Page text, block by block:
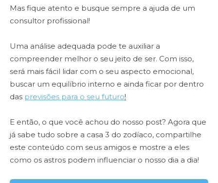
Mas fique atento e busque sempre a ajuda de um
consultor profissional!
Uma análise adequada pode te auxiliar a
compreender melhor o seu jeito de ser. Com isso,
será mais fácil lidar com o seu aspecto emocional,
buscar um equilíbrio interno e ainda ficar por dentro
das previsões para o seu futuro!
E então, o que você achou do nosso post? Agora que
já sabe tudo sobre a casa 3 do zodíaco, compartilhe
este conteúdo com seus amigos e mostre a eles
como os astros podem influenciar o nosso dia a dia!